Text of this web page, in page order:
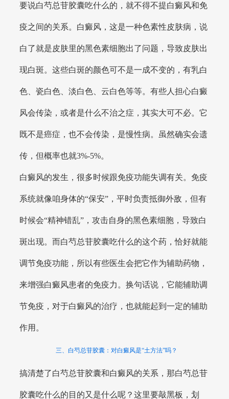
要说白芍总苷胶囊吃什么的，就不得不提白癜风和免
疫之间的关系。白癜风，这是一种色素性皮肤病，说
白了就是皮肤里的黑色素细胞出了问题，导致皮肤出
现白斑。这些白斑的颜色可不是一成不变的，有乳白
色、瓷白色、淡白色、云白色等等。有些人担心白癜
风会传染，或者是什么不治之症，其实大可不必。它
既不是癌症，也不会传染，是慢性病。虽然确实会遗
传，但概率也就3%-5%。
白癜风的发生，很多时候跟免疫功能失调有关。免疫
系统就像咱身体的“保安”，平时负责抵御外敌，但有
时候会“精神错乱”，攻击自身的黑色素细胞，导致白
斑出现。而白芍总苷胶囊吃什么的这个药，恰好就能
调节免疫功能，所以有些医生会把它作为辅助药物，
来增强白癜风患者的免疫力。换句话说，它能辅助调
节免疫，对于白癜风的治疗，也就能起到一定的辅助
作用。
三、白芍总苷胶囊：对白癜风是“土方法”吗？
搞清楚了白芍总苷胶囊和白癜风的关系，那白芍总苷
胶囊吃什么的目的又是什么呢？这里要敲黑板，划